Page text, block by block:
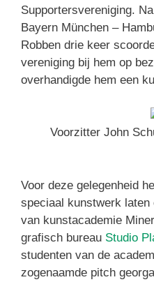
Supportersvereniging.
Bayern München –
Robben drie keer
vereniging bij hem op
overhandigde hem een
Voorzitter John
Voor deze gelegenheid
speciaal kunstwerk laten
van kunstacademie
grafisch bureau Studio
studenten van de
zogenaamde pitch